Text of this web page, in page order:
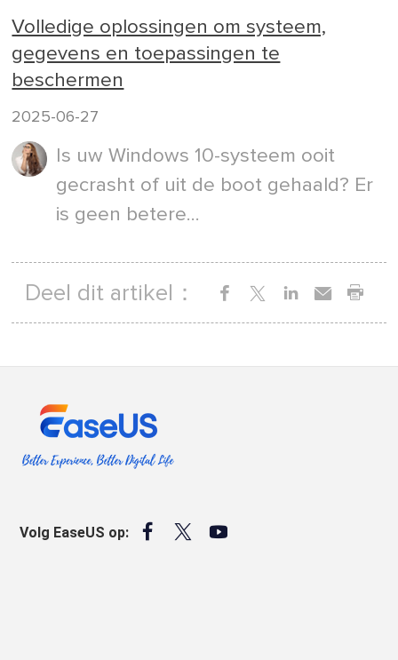
Volledige oplossingen om systeem,
gegevens en toepassingen te
beschermen
2025-06-27
Is uw Windows 10-systeem ooit
gecrasht of uit de boot gehaald? Er
is geen betere...
Deel dit artikel：
Volg EaseUS op:   